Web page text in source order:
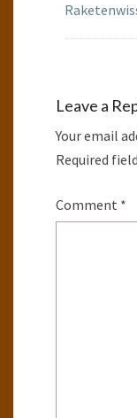
Leave a
Your email
Required
Comment *